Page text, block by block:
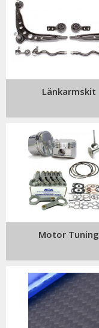
Länkarmskit
Motor Tuning